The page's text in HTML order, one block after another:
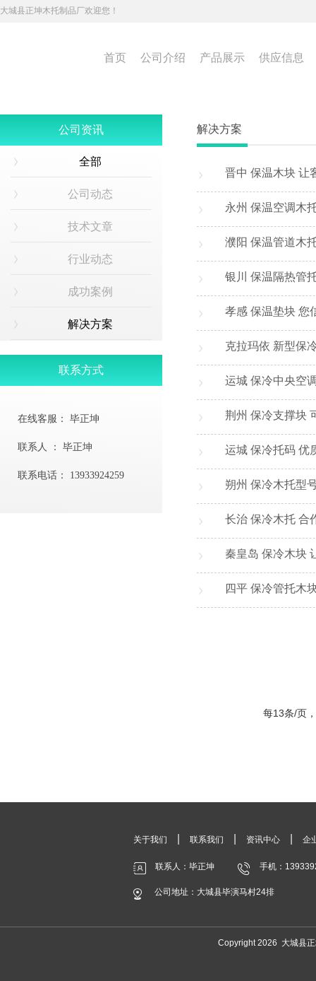
大城县正坤木托制品厂欢迎您！
首页 公司介绍 产品展示 供应信息
公司资讯
全部
公司动态
技术文章
行业动态
成功案例
解决方案
联系方式
在线客服： 毕正坤
联系人 ： 毕正坤
联系电话： 13933924259
解决方案
晋中 保温木块 让
永州 保温空调木
濮阳 保温管道木
银川 保温隔热管
孝感 保温垫块 您
克拉玛依 新型保
运城 保冷中央空
荆州 保冷支撑块
运城 保冷托码 优
朔州 保冷木托型
长治 保冷木托 合
秦皇岛 保冷木块
四平 保冷管托木
每13条/页
关于我们 联系我们 资讯中心 企
联系人：毕正坤 手机：
公司地址：大城县毕演马村24排
Copyright 2026 大城县